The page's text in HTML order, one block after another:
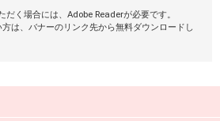
だく場合には、Adobe Readerが必要です。
は、バナーのリンク先から無料ダウンロードし